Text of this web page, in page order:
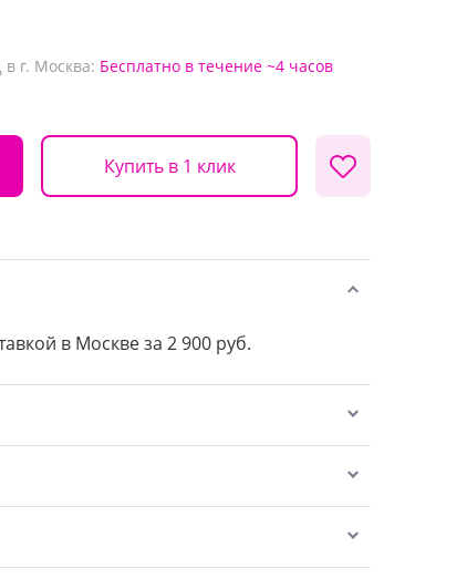
г. Москва: Бесплатно в течение ~4 часов
Купить в 1 клик
в Москве за 2 900 руб.